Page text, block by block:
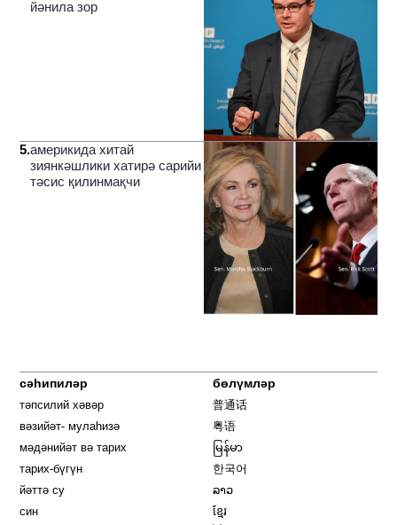
йәнила зор
5.америкида хитай
зиянкәшлики хатирә сарийи
тәсис қилинмақчи
сәһипиләр
тәпсилий хәвәр
вәзийәт- мулаһизә
мәдәнийәт вә тарих
тарих-бүгүн
йәттә су
син
бөлүмләр
普通话
粤语
မြန်မာ
한국어
ລາວ
ខ្មែរ